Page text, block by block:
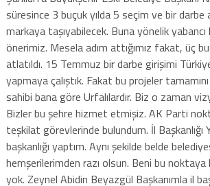
süresince 3 buçuk yılda 5 seçim ve bir darbe
markaya taşıyabilecek. Buna yönelik
önerimiz. Mesela adım attığımız fakat, üç
atlatıldı. 15 Temmuz bir darbe girişimi
yapmaya çalıştık. Fakat bu projeler
sahibi bana göre Urfalılardır. Biz o zaman
Bizler bu şehre hizmet etmişiz. AK Parti
teşkilat görevlerinde bulundum. İl Başkanlığı
başkanlığı yaptım. Aynı şekilde belde
hemşerilerimden razı olsun. Beni bu
yok. Zeynel Abidin Beyazgül Başkanımla il